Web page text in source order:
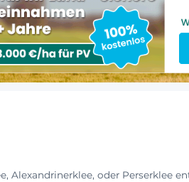
Alexandrinerklee, oder Perserklee